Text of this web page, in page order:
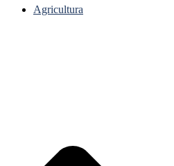
Agricultura